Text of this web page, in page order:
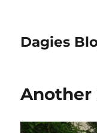
Dagies
Another